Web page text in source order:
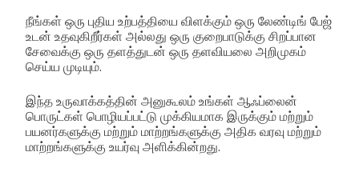
நீங்கள் ஒரு புதிய உற்பத்தியை விளக்கும் ஒரு லேண்டிங் பேஜ்
உடன் உதவுகிறீர்கள் அல்லது ஒரு குறைபாடுக்கு சிறப்பான
சேவைக்கு ஒரு தளத்துடன் ஒரு தளவியலை அறிமுகம்
செய்ய முடியும்.
இந்த உருவாக்கத்தின் அனுகூலம் உங்கள் ஆஃப்லைன்
பொருட்கள் பொழியப்பட்டு முக்கியமாக இருக்கும் மற்றும்
பயனர்களுக்கு மற்றும் மாற்றங்களுக்கு அதிக வரவு மற்றும்
மாற்றங்களுக்கு உயர்வு அளிக்கின்றது.